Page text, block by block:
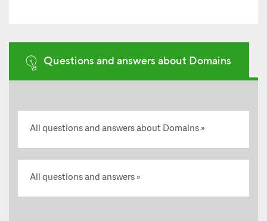
Questions and answers about Domains
All questions and answers about Domains
All questions and answers